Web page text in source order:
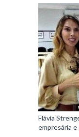
Flávia
empresária e